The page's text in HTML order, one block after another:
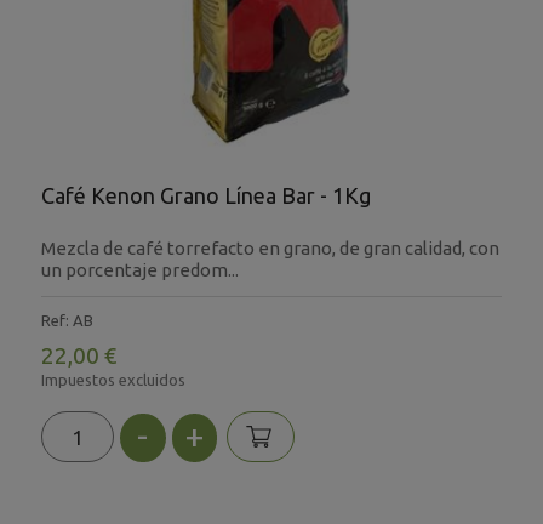
Café Kenon Grano Línea Bar - 1Kg
Mezcla de café torrefacto en grano, de gran calidad, con
un porcentaje predom...
Ref: AB
22,00 €
Impuestos excluidos
- +